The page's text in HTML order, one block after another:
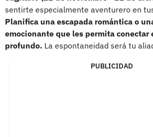
sentirte especialmente aventurero en
Planifica una escapada romántica o
emocionante que les permita conectar
profundo. La espontaneidad será tu
PUBLICIDAD